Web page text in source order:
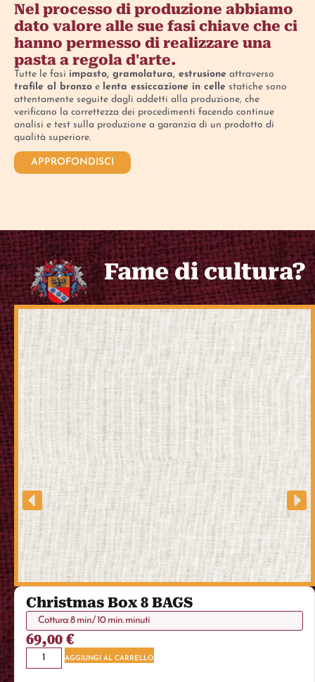
Nel processo di produzione abbiamo
dato valore alle sue fasi chiave che ci
hanno permesso di realizzare una
pasta a regola d'arte.
Tutte le fasi impasto, gramolatura, estrusione attraverso
trafile al bronzo e lenta essiccazione in celle statiche sono
attentamente seguite dagli addetti alla produzione, che
verificano la correttezza dei procedimenti facendo continue
analisi e test sulla produzione a garanzia di un prodotto di
qualità superiore.
APPROFONDISCI
Fame di cultura?
Christmas Box 8 BAGS
Cottura: 8 min./ 10 min. minuti
69,00 €
AGGIUNGI AL CARRELLO